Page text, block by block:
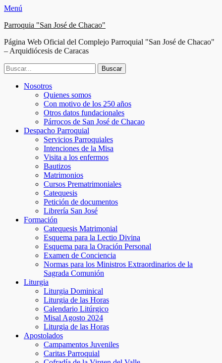
Menú
Parroquia "San José de Chacao"
Página Web Oficial del Complejo Parroquial "San José de Chacao"
– Arquidiócesis de Caracas
Buscar:
electrónico
Menú
principal
Saltar
Nosotros
Quienes somos
Con motivo de los 250 años
Otros datos fundacionales
Párrocos de San José de Chacao
Despacho Parroquial
Servicios Parroquiales
Intenciones de la Misa
Visita a los enfermos
Bautizos
Matrimonios
Cursos Prematrimoniales
Catequesis
Petición de documentos
Librería San José
Formación
Catequesis Matrimonial
Esquema para la Lectio Divina
Esquema para la Oración Personal
Examen de Conciencia
Normas para los Ministros Extraordinarios de la
Sagrada Comunión
Liturgia
Liturgia Dominical
Liturgia de las Horas
Calendario Litúrgico
Misal Agosto 2024
Liturgia de las Horas
Apostolados
Campamentos Juveniles
Caritas Parroquial